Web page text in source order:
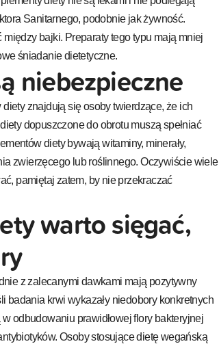
Sanitarnego, podobnie jak żywność.
bajki. Preparaty tego typu mają mniej
śniadanie dietetyczne.
niebezpieczne
znajdują się osoby twierdzące, że ich
dopuszczone do obrotu muszą spełniać
diety bywają witaminy, minerały,
zwierzęcego lub roślinnego. Oczywiście wiele
pamiętaj zatem, by nie przekraczać
warto sięgać,
z zalecanymi dawkami mają pozytywny
badania krwi wykazały niedobory konkretnych
odbudowaniu prawidłowej flory bakteryjnej
Osoby stosujące dietę wegańską